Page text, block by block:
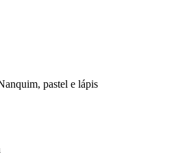
pastel e lápis